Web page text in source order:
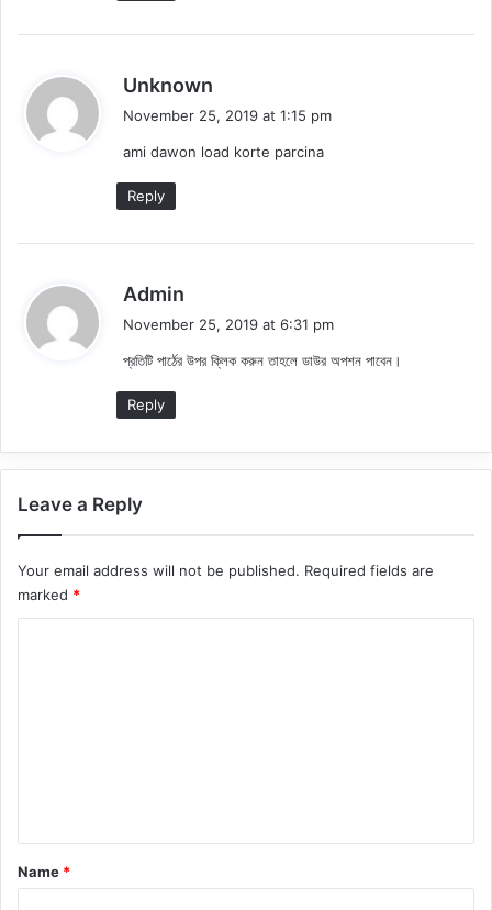
Unknown
y
s
November 25, 2019 at 1:15 pm
ami dawon load korte parcina
Reply
Admin
s
November 25, 2019 at 6:31 pm
প্রতিটি পার্ঠের উপর ক্লিক করুন তাহলে ডাউর অপশন পাবেন।
Reply
Leave a Reply
Your email address will not be published. Required fields are
marked *
*
Name *